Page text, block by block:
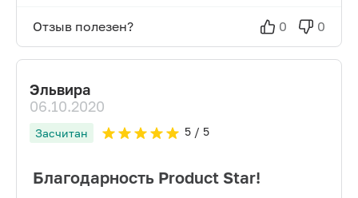
Отзыв полезен? 0 0
Эльвира
06.10.2020
Засчитан 5/ 5
Благодарность Product Star!